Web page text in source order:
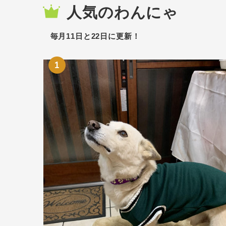
人気のわんにゃ
毎月11日と22日に更新！
1